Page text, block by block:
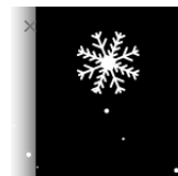
פרקט (מ"ר)